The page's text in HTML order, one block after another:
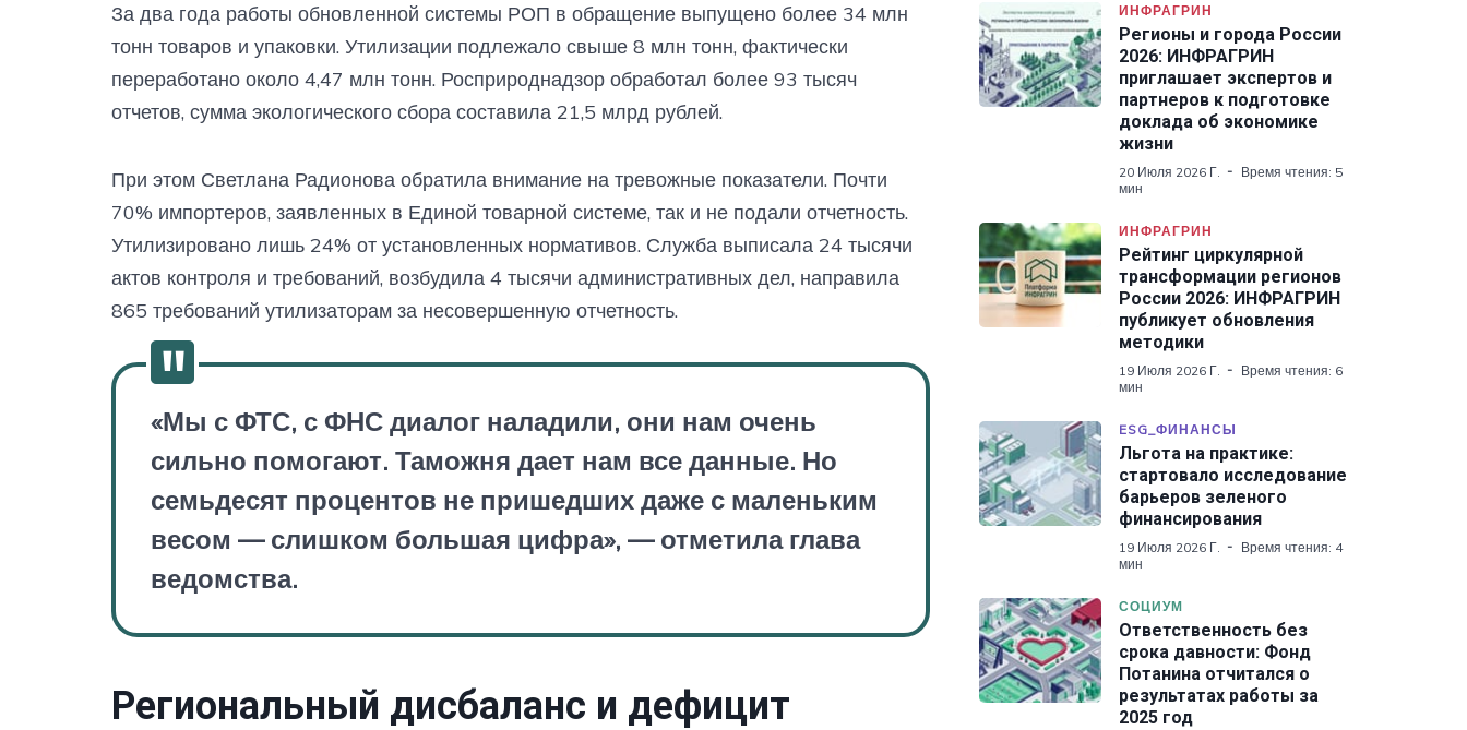
За два года работы обновленной системы РОП в обращение выпущено более 34 млн
тонн товаров и упаковки. Утилизации подлежало свыше 8 млн тонн, фактически
переработано около 4,47 млн тонн. Росприроднадзор обработал более 93 тысяч
отчетов, сумма экологического сбора составила 21,5 млрд рублей.
При этом Светлана Радионова обратила внимание на тревожные показатели. Почти
70% импортеров, заявленных в Единой товарной системе, так и не подали отчетность.
Утилизировано лишь 24% от установленных нормативов. Служба выписала 24 тысячи
актов контроля и требований, возбудила 4 тысячи административных дел, направила
865 требований утилизаторам за несовершенную отчетность.
«Мы с ФТС, с ФНС диалог наладили, они нам очень
сильно помогают. Таможня дает нам все данные. Но
семьдесят процентов не пришедших даже с маленьким
весом — слишком большая цифра», — отметила глава
ведомства.
Региональный дисбаланс и дефицит
ИНФРАГРИН
Регионы и города России
2026: ИНФРАГРИН
приглашает экспертов и
партнеров к подготовке
доклада об экономике
жизни
20 Июля 2026 Г.
Время чтения: 5
мин
ИНФРАГРИН
Рейтинг циркулярной
трансформации регионов
России 2026: ИНФРАГРИН
публикует обновления
методики
19 Июля 2026 Г.
Время чтения: 6
мин
ESG_ФИНАНСЫ
Льгота на практике:
стартовало исследование
барьеров зеленого
финансирования
19 Июля 2026 Г.
Время чтения: 4
мин
СОЦИУМ
Ответственность без
срока давности: Фонд
Потанина отчитался о
результатах работы за
2025 год